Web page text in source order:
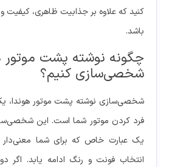
کنید که علاوه بر جذابیت ظاهری، کیفیت
باشد.
چگونه نوشته پشت موتور
شخصی‌سازی کنیم؟
شخصی‌سازی نوشته پشت موتور هوندا،
فرد کردن موتور شما است. این
یک عبارت خاص که برای شما
انتخاب فونت و رنگ ادامه یابد. اگر